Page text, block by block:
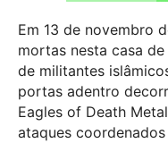
Em 13 de novembro
mortas nesta casa
de militantes
portas adentro
Eagles of Death
ataques